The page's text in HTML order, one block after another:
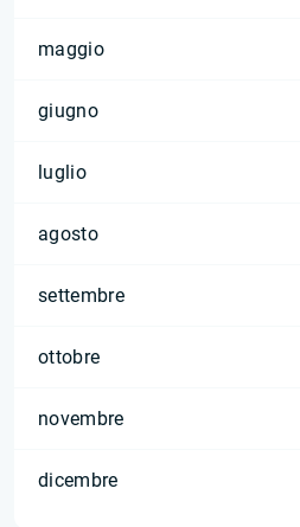
maggio
giugno
luglio
agosto
settembre
ottobre
novembre
dicembre